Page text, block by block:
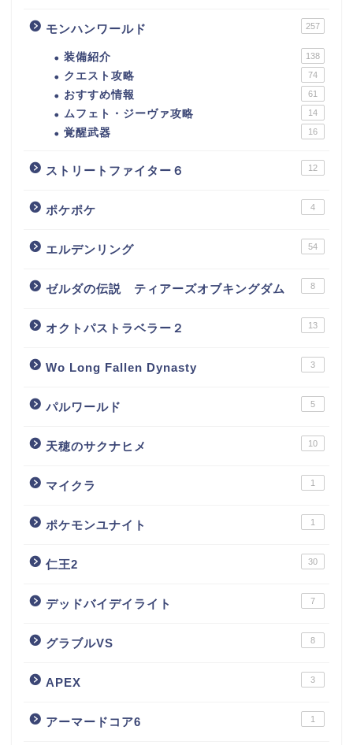
モンハンワールド 257
装備紹介 138
クエスト攻略 74
おすすめ情報 61
ムフェト・ジーヴァ攻略 14
覚醒武器 16
ストリートファイター６ 12
ポケポケ 4
エルデンリング 54
ゼルダの伝説 ティアーズオブキングダム 8
オクトパストラベラー２ 13
Wo Long Fallen Dynasty 3
パルワールド 5
天穂のサクナヒメ 10
マイクラ 1
ポケモンユナイト 1
仁王2 30
デッドバイデイライト 7
グラブルVS 8
APEX 3
アーマードコア6 1